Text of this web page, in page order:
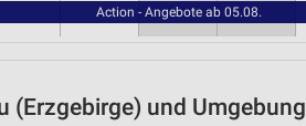
Action - Angebote ab 05.08.
(Erzgebirge) und Umgebung